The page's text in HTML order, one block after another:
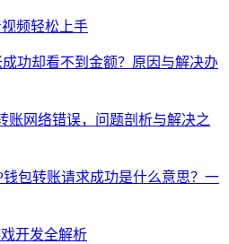
频轻松上手
功却看不到金额？原因与解决办
账网络错误，问题剖析与解决之
钱包转账请求成功是什么意思？一
开发全解析